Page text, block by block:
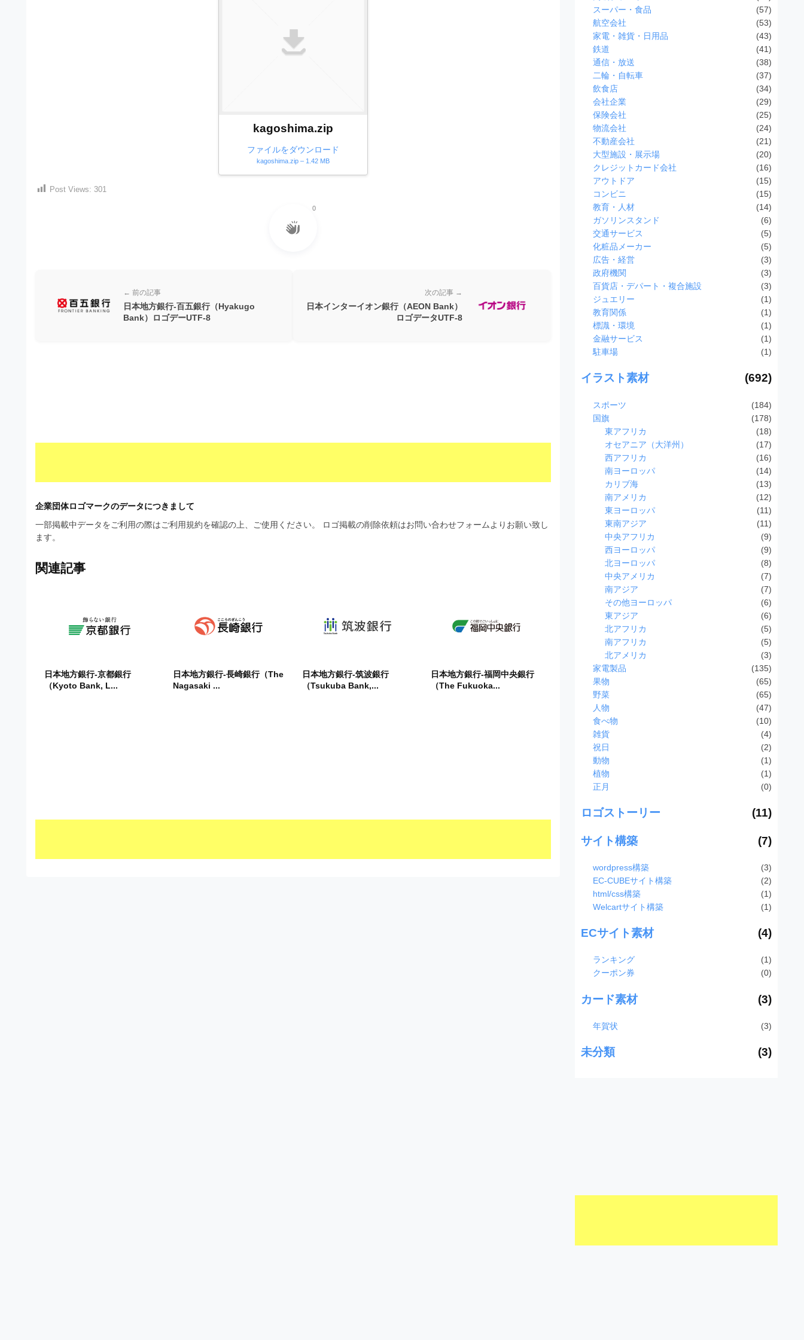
レ
材
ナ
kagoshima.zip
ファイルをダウンロード
kagoshima.zip – 1.42 MB
Post Views: 301
0
← 前の記事
日本地方銀行-百五銀行（Hyakugo
Bank）ロゴデーUTF-8
次の記事 →
日本インターイオン銀行（AEON Bank）
ロゴデータUTF-8
企業団体ロゴマークのデータにつきまして
一部掲載中データをご利用の際はご利用規約を確認の上、ご使用ください。 ロゴ掲載の削除依頼はお問い合わせフォームよりお願い致し
ます。
関連記事
日本地方銀行-京都銀行
（Kyoto Bank, L...
日本地方銀行-長崎銀行（The
Nagasaki ...
日本地方銀行-筑波銀行
（Tsukuba Bank,...
日本地方銀行-福岡中央銀行
（The Fukuoka...
スーパー・食品
(57)
航空会社
(53)
家電・雑貨・日用品
(43)
鉄道
(41)
通信・放送
(38)
二輪・自転車
(37)
飲食店
(34)
会社企業
(29)
保険会社
(25)
物流会社
(24)
不動産会社
(21)
大型施設・展示場
(20)
クレジットカード会社
(16)
アウトドア
(15)
コンビニ
(15)
教育・人材
(14)
ガソリンスタンド
(6)
交通サービス
(5)
化粧品メーカー
(5)
広告・経営
(3)
政府機関
(3)
百貨店・デパート・複合施設
(3)
ジュエリー
(1)
教育関係
(1)
標識・環境
(1)
金融サービス
(1)
駐車場
(1)
イラスト素材 (692)
スポーツ
(184)
国旗
(178)
東アフリカ
(18)
オセアニア（大洋州）
(17)
西アフリカ
(16)
南ヨーロッパ
(14)
カリブ海
(13)
南アメリカ
(12)
東ヨーロッパ
(11)
東南アジア
(11)
中央アフリカ
(9)
西ヨーロッパ
(9)
北ヨーロッパ
(8)
中央アメリカ
(7)
南アジア
(7)
その他ヨーロッパ
(6)
東アジア
(6)
北アフリカ
(5)
南アフリカ
(5)
北アメリカ
(3)
家電製品
(135)
果物
(65)
野菜
(65)
人物
(47)
食べ物
(10)
雑貨
(4)
祝日
(2)
動物
(1)
植物
(1)
正月
(0)
ロゴストーリー (11)
サイト構築 (7)
wordpress構築
(3)
EC-CUBEサイト構築
(2)
html/css構築
(1)
Welcartサイト構築
(1)
ECサイト素材 (4)
ランキング
(1)
クーポン券
(0)
カード素材 (3)
年賀状 (3)
未分類 (3)